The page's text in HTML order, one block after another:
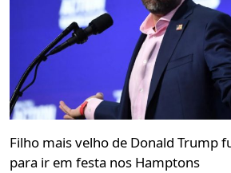
Filho mais velho de Donald Trump
para ir em festa nos Hamptons